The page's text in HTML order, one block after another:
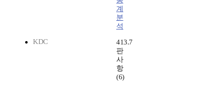
계
분
석
KDC
413.7
판
사
항
(6)